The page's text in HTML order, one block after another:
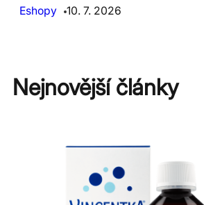
Eshopy 10. 7. 2026
Nejnovější články